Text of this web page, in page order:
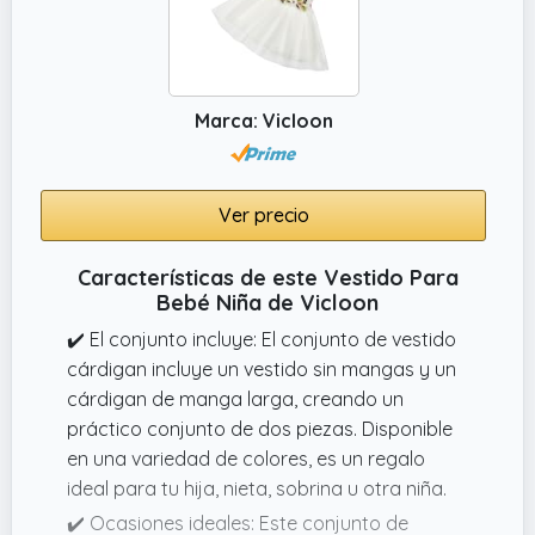
Marca: Vicloon
Ver precio
Características de este Vestido Para
Bebé Niña de Vicloon
✔️ El conjunto incluye: El conjunto de vestido
cárdigan incluye un vestido sin mangas y un
cárdigan de manga larga, creando un
práctico conjunto de dos piezas. Disponible
en una variedad de colores, es un regalo
ideal para tu hija, nieta, sobrina u otra niña.
✔️ Ocasiones ideales: Este conjunto de